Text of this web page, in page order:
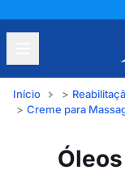
Início
Creme para